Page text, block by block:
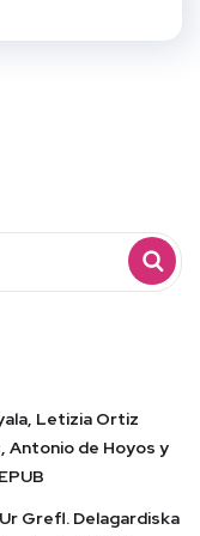
Letizia Ortiz
Antonio de Hoyos y
Grefl. Delagardiska